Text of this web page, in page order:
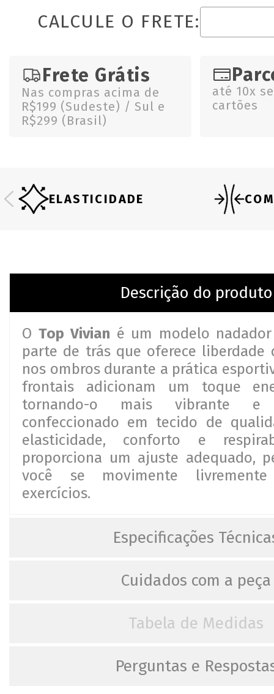
CALCULE O FRETE:
Frete Grátis
Nas compras acima de
R$199 (Sudeste) / Sul e
R$299 (Brasil)
até 10x
cartões
ELASTICIDADE
Descrição do produto
O Top Vivian é um modelo
parte de trás que oferece liberdade
nos ombros durante a prática
frontais adicionam um toque
tornando-o mais vibrante e
confeccionado em tecido de
elasticidade, conforto e
proporciona um ajuste adequado,
você se movimente
exercícios.
Especificações
Cuidados com a peça
Tabela de Medidas
Perguntas e